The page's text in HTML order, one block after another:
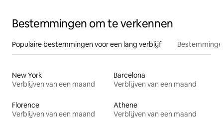
Bestemmingen om te verkennen
Populaire bestemmingen voor een lang verblijf
New York
Verblijven van een maand
Barcelona
Verblijven van een maand
Florence
Verblijven van een maand
Athene
Verblijven van een maand